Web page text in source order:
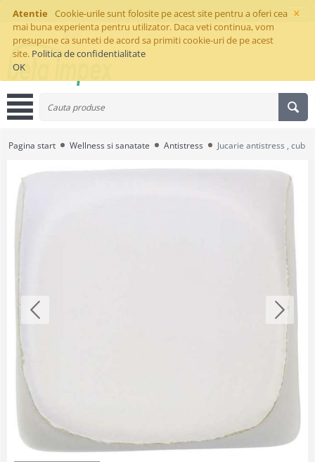
×
Atentie
Cookie-urile sunt folosite pe acest site pentru a oferi cea
mai buna experienta pentru utilizator. Daca veti continua, vom
presupune ca sunteti de acord sa primiti cookie-uri de pe acest
site. Politica de confidentialitate
OK
Pagina start Wellness si sanatate Antistress Jucarie antistress , cub